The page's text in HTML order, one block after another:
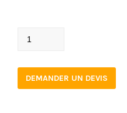
XPZ925
DEMANDER UN DEVIS